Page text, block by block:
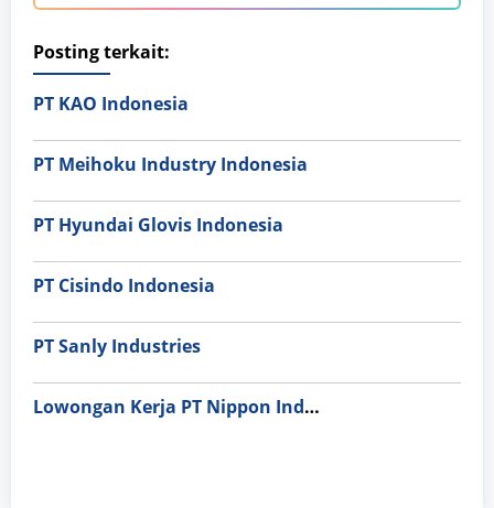
Posting terkait:
PT KAO Indonesia
PT Meihoku Industry Indonesia
PT Hyundai Glovis Indonesia
PT Cisindo Indonesia
PT Sanly Industries
Lowongan Kerja PT Nippon Indosari Corpindo Tbk. Bulan Agustus 2026